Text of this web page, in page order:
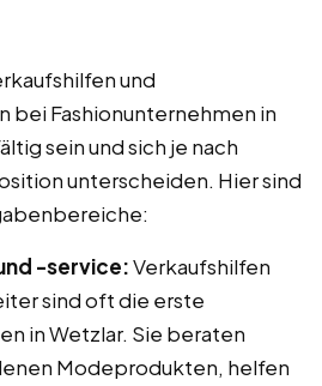
und
bei Fashionunternehmen in
sein und sich je nach
unterscheiden. Hier sind
-service:Verkaufshilfen
sind oft die erste
in Wetzlar. Sie beraten
Modeprodukten, helfen